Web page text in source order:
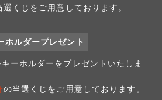
選くじをご用意しております。
ホルダープレゼント
ーホルダーをプレゼントいたしま
の当選くじをご用意しております。